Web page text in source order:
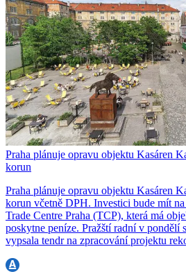
Praha plánuje opravu objektu Kasáren
korun
Praha plánuje opravu objektu Kasáren
korun včetně DPH. Investici bude mít na
Trade Centre Praha (TCP), která má
poskytne peníze. Pražští radní v pondělí
vypsala tendr na zpracování projektu